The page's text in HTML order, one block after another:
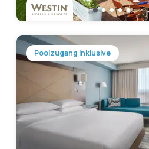
Poolzugang inklusive